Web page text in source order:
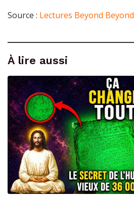
Source : Lectures Beyond Beyond
À lire aussi